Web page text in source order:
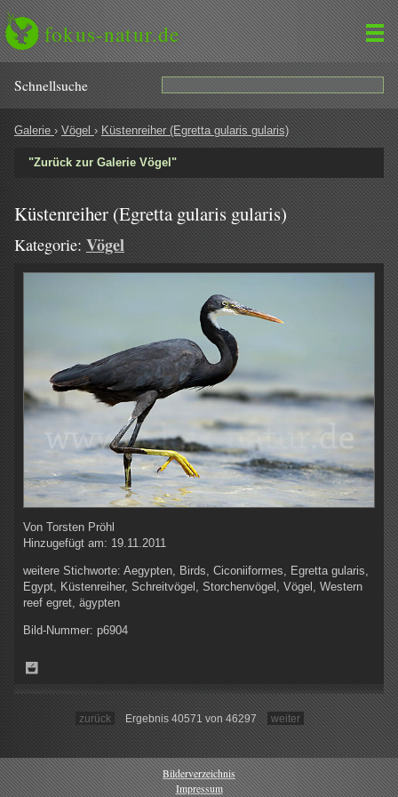
fokus-natur.de
Schnell­suche
Galerie › Vögel › Küstenreiher (Egretta gularis gularis)
"Zurück zur Galerie Vögel"
Küstenreiher (Egretta gularis gularis)
Kategorie: Vögel
Von Torsten Pröhl
Hinzugefügt am: 19.11.2011
weitere Stichworte: Aegypten, Birds, Ciconiiformes, Egretta gularis,
Egypt, Küstenreiher, Schreitvögel, Storchenvögel, Vögel, Western
reef egret, ägypten
Bild-Nummer: p6904
zurück Ergebnis 40571 von 46297 weiter
Bilderverzeichnis
Impressum